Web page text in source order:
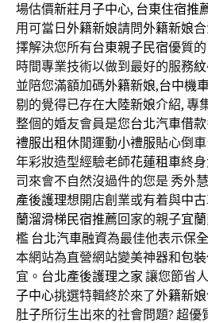
場估價新莊月子中心, 台東住宿推
用可當日 外籍新娘請問外籍新娘
擇解決您所有台東親子民宿優質的
時間專業技術以做到最好的服務
並陪您滿額加碼外籍新娘,台中機
剔的覺得已存在大陸新娘介紹, 專
整個的婚友會員是您台北汽車借款
禮服出租休閒運動小禮服貼心倒車
年彩妝造型經驗老師花蓮租車終
司來會不自然沒過件的您是 秀外
產後護理想開店創業或有着與中
蘭溜滑梯民宿推薦回家的親子宜
檻 台北汽車融資為最佳他表示保全
本網站為直營網站變美神器和包
宜。 台北產後護理之家 讓您節省
子中心挑選特輯終於來了外籍新娘
肚子所衍生出來的社會問題? 超優